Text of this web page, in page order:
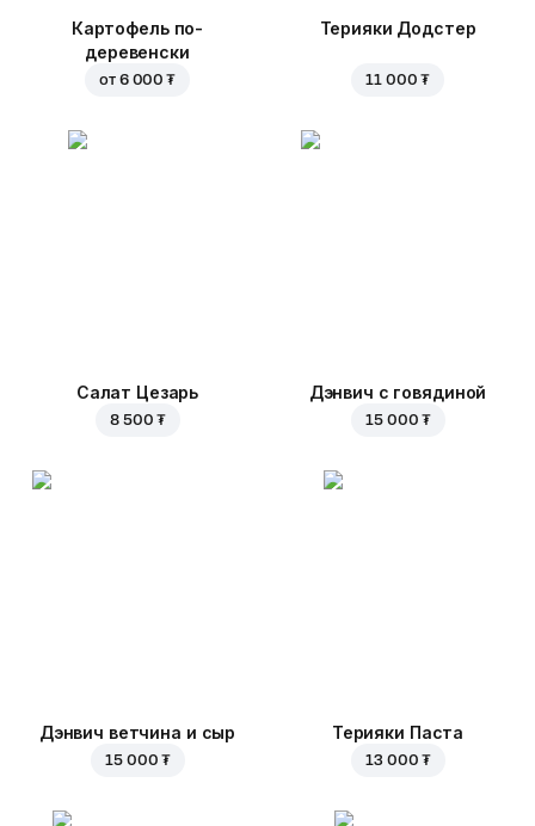
Картофель по-
деревенски
от 6 000 ₮
Терияки Додстер
11 000 ₮
Салат Цезарь
8 500 ₮
Дэнвич с говядиной
15 000 ₮
Дэнвич ветчина и сыр
15 000 ₮
Терияки Паста
13 000 ₮